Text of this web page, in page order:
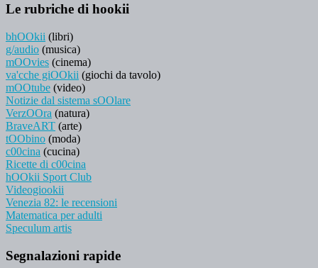
Le rubriche di hookii
bhOOkii (libri)
g/audio (musica)
mOOvies (cinema)
va'cche giOOkii (giochi da tavolo)
mOOtube (video)
Notizie dal sistema sOOlare
VerzOOra (natura)
BraveART (arte)
tOObino (moda)
c00cina (cucina)
Ricette di c00cina
hOOkii Sport Club
Videogiookii
Venezia 82: le recensioni
Matematica per adulti
Speculum artis
Segnalazioni rapide